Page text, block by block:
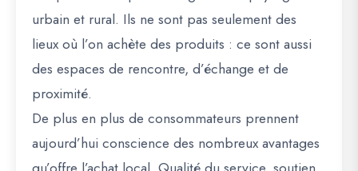
urbain et rural. Ils ne sont pas seulement des
lieux où l’on achète des produits : ce sont aussi
des espaces de rencontre, d’échange et de
proximité.
De plus en plus de consommateurs prennent
aujourd’hui conscience des nombreux avantages